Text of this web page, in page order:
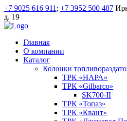
+7 9025 616 911 ; +7 3952 500 487
д. 19
Главная
О компании
Каталог
Колонки
ТРК «НАРА»
ТРК «Gilbarco»
SK700-II
ТРК «Топаз»
ТРК «Квант»